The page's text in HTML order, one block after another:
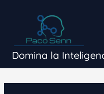
Domina la